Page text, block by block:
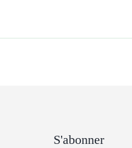
S'abonner